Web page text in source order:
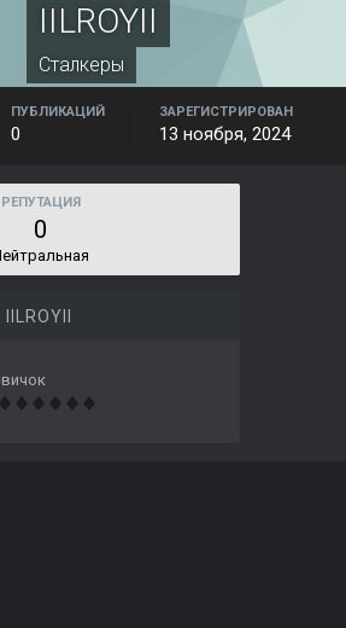
IILROYII
Сталкеры
ПУБЛИКАЦИЙ
0
ЗАРЕГИСТРИРОВАН
13 ноября, 2024
РЕПУТАЦИЯ
0